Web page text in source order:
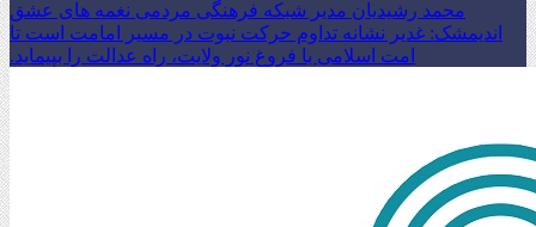
محمد رشیدیان مدیر شبکه فرهنگی مردمی نغمه های عشق
اندیمشک: غدیر نشانه تداوم حرکت نبوت در مسیر امامت است تا
امت اسلامی با فروغ نور ولایت، راه عدالت را بپیماید.